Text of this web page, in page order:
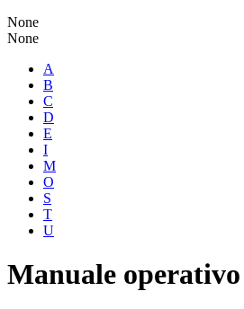
None
None
A
B
C
D
E
I
M
O
S
T
U
Manuale